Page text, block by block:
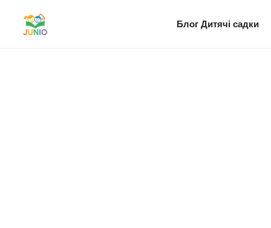
Блог Дитячі садки